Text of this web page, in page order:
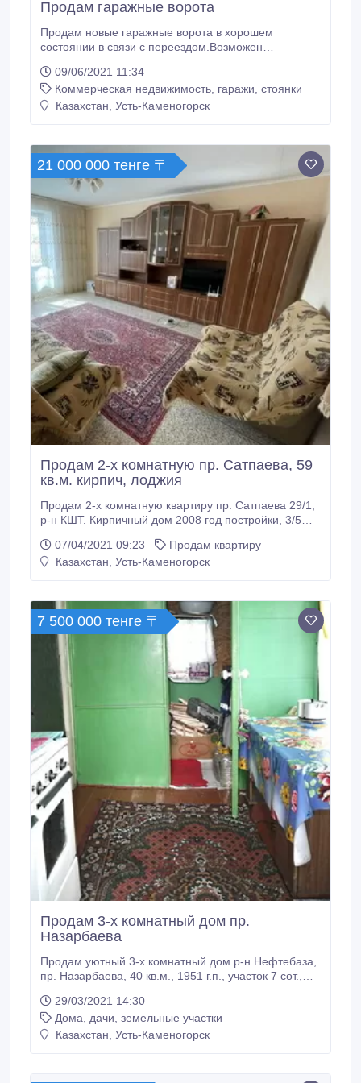
Продам гаражные ворота
Продам новые гаражные ворота в хорошем
состоянии в связи с переездом.Возможен
09/06/2021 11:34
Коммерческая недвижимость, гаражи, стоянки
Казахстан, Усть-Каменогорск
21 000 000 тенге 〒
Продам 2-х комнатную пр. Сатпаева, 59
кв.м. кирпич, лоджия
Продам 2-х комнатную квартиру пр. Сатпаева 29/1,
р-н КШТ. Кирпичный дом 2008 год постройки, 3/5
улучшенной планировки, окна пластиковые, ремонт,
кухня 12 кв.м., лоджия 7 метров, застеклена, сан.
ипотеке в любом банке.
07/04/2021 09:23
Продам квартиру
Казахстан, Усть-Каменогорск
7 500 000 тенге 〒
Продам 3-х комнатный дом пр.
Назарбаева
Продам уютный 3-х комнатный дом р-н Нефтебаза,
пр. Назарбаева, 40 кв.м., 1951 г.п., участок 7 сот.,
окна, вода в доме (скважина), печное отопление (на
твердом топливе). На участке имеется: гараж (под
газель), баня, сарай, плодово-ягодные насаждения.
29/03/2021 14:30
Дома, дачи, земельные участки
Казахстан, Усть-Каменогорск